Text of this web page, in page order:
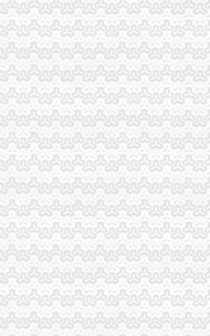
商注册,代理记账报税_重庆恒茂
庆工商注册代办营业执照,重庆财
志趣网
理公司记账,重庆代理纳税申报,
务服务-绍兴E网
、记账报税疑难解决为您省钱省心
税代理,重庆*办公司注册,重庆代
_会计代理记账收费_会计代理记
、记账报税、疑难解决为您省钱省
账报税、疑难解决为您省钱省心_
、代账报税、服务周到】-九龙坡
税,财务代办】价格_厂家_图片-
代理_做帐报税-重庆慢牛工商咨询
、公司注册、工商代理、变更、
公司,做帐,报税-重庆爱问分类